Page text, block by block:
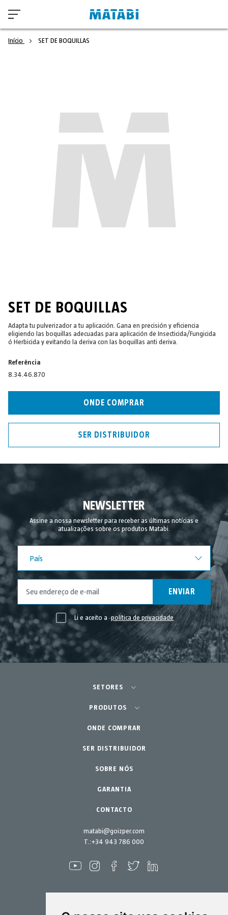
Início SET DE BOQUILLAS
SET DE BOQUILLAS
Adapta tu pulverizador a tu aplicación. Gana en precisión y eficiencia
eligiendo las boquillas adecuadas para aplicación de Insecticida/Fungicida
ó Herbicida y evitando la deriva con las boquillas anti deriva.
Referência
8.34.46.870
ONDE COMPRAR
SER DISTRIBUIDOR
NEWSLETTER
Assine a nossa newsletter para receber as últimas notícias e
atualizações sobre os produtos Matabi.
País
ENVIAR
Li e aceito a política de privacidade
matabi@goizper.com
T.:+34 943 786 000
SETORES
Agricultura - Horta
Horta Urbana
Jardinagem Profissional
Lar - Jardim
PRODUTOS
Equipamentos
Acessórios
Peças de reposição
Kits de manutenção
ONDE COMPRAR
SER DISTRIBUIDOR
SOBRE NÓS
GARANTIA
CONTACTO